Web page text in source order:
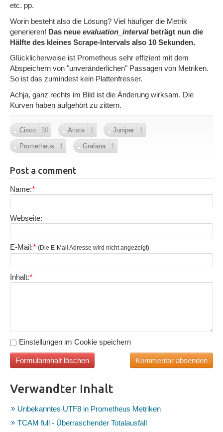
etc. pp.
Worin besteht also die Lösung? Viel häufiger die Metrik
generieren! Das neue evaluation_intervalbeträgt nun die
Hälfte des kleines Scrape-Intervals also 10 Sekunden.
Glücklicherweise ist Prometheus sehr effizient mit dem
Abspeichern von "unveränderlichen" Passagen von Metriken.
So ist das zumindest kein Plattenfresser.
Achja, ganz rechts im Bild ist die Änderung wirksam. Die
Kurven haben aufgehört zu zittern.
Cisco 30 Arista 1 Juniper 1
Prometheus 1 Grafana 1
Post a comment
Name:*
Webseite:
E-Mail:* (Die E-Mail Adresse wird nicht angezeigt)
Inhalt:*
Einstellungen im Cookie speichern
Verwandter Inhalt
Unbekanntes UTF8 in Prometheus Metriken
TCAM full - Überraschender Totalausfall